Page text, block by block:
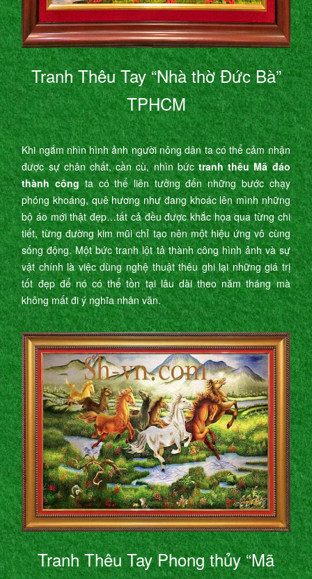
Tranh Thêu Tay “Nhà thờ Đức Bà”
TPHCM
Khi ngắm nhìn hình ảnh người nông dân ta có thể cảm nhận
được sự chân chất, cần cù, nhìn bứctranh thêu Mã đáo
thành côngta có thể liên tưởng đến những bước chạy
phóng khoáng, quê hương như đang khoác lên mình những
bộ áo mới thật đẹp…tất cả đều được khắc họa qua từng chi
tiết, từng đường kim mũi chỉ tạo nên một hiệu ứng vô cùng
sống động. Một bức tranh lột tả thành công hình ảnh và sự
vật chính là việc dùng nghệ thuật thêu ghi lại những giá trị
tốt đẹp để nó có thể tồn tại lâu dài theo năm tháng mà
không mất đi ý nghĩa nhân văn.
Tranh Thêu Tay Phong thủy “Mã